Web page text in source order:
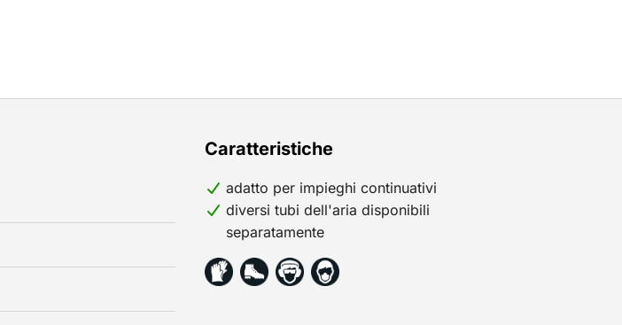
Caratteristiche
adatto per impieghi continuativi
diversi tubi dell'aria disponibili
separatamente